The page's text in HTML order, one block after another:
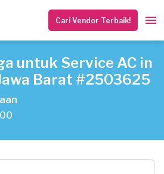
Cari Vendor Terbaik!
untuk Service AC in
Barat #2503625